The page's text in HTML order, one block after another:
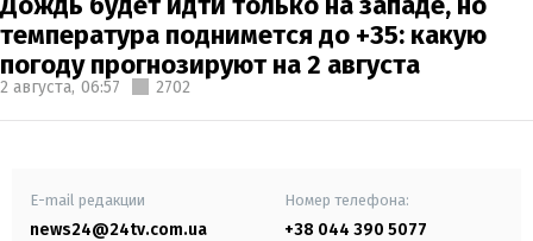
температура поднимется до +35: какую
погоду прогнозируют на 2 августа
2 августа, 06:57 2702
E-mail редакции
news24@24tv.com.ua
Номер телефона:
+38 044 390 5077